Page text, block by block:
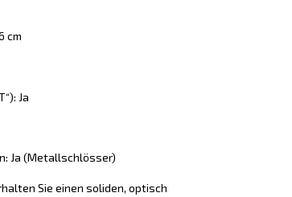
cm
Ja
Ja (Metallschlösser)
Sie einen soliden, optisch